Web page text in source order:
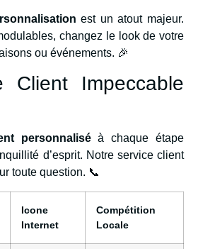
est un atout majeur.
changez le look de votre
ou événements. 🎉
Client Impeccable
personnaliséà chaque étape
d’esprit. Notre service client
toute question. 📞
Icone
Internet
Compétition
Locale